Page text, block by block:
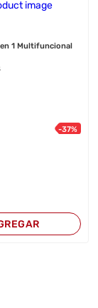
1 Multifuncional
-37%